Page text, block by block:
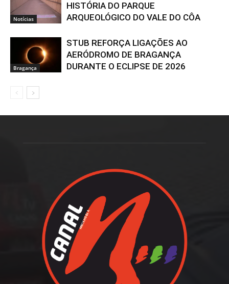
Notícias
HISTÓRIA DO PARQUE
ARQUEOLÓGICO DO VALE DO CÔA
Bragança
STUB REFORÇA LIGAÇÕES AO
AERÓDROMO DE BRAGANÇA
DURANTE O ECLIPSE DE 2026